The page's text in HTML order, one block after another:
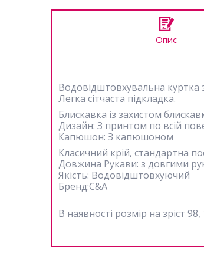
Опис
Водовідштовхувальна куртка
Легка сітчаста підкладка.
Блискавка із захистом
Дизайн: З принтом по всій
Капюшон: З капюшоном
Класичний крій, стандартна
Довжина Рукави: з довгими
Якість: Водовідштовхуючий
Бренд:C&A
В наявності розмір на зріст